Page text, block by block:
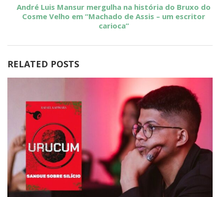
André Luis Mansur mergulha na história do Bruxo do
Cosme Velho em “Machado de Assis – um escritor
carioca”
RELATED POSTS